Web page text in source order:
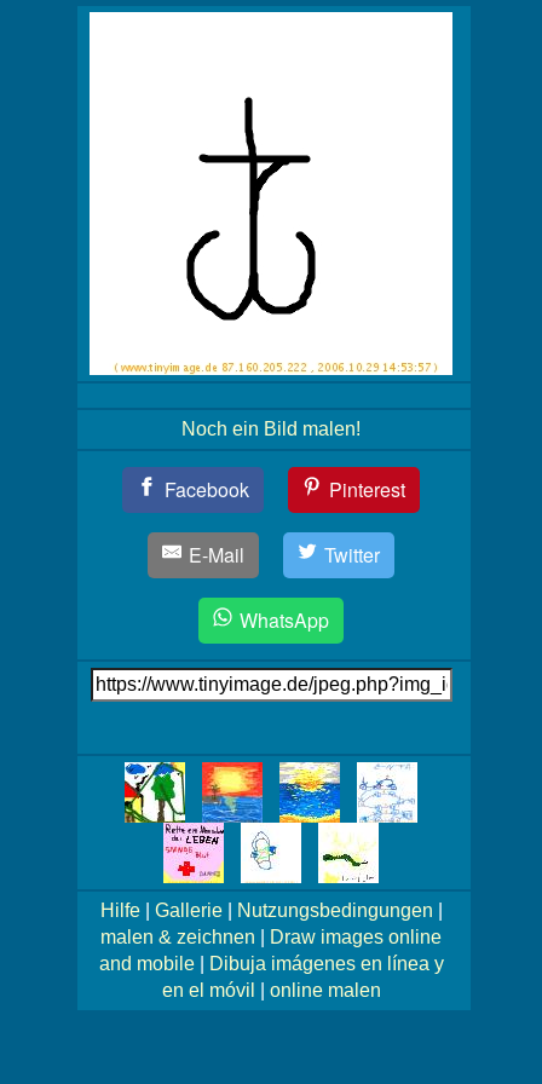
Noch ein Bild malen!
Facebook Pinterest
E-Mail Twitter
WhatsApp
Link
auf's
Mehr
Bilder!
Hilfe| Gallerie| Nutzungsbedingungen
malen & zeichnen
Draw images online
and mobile|
Dibuja imágenes en línea y
en el móvil
online malen